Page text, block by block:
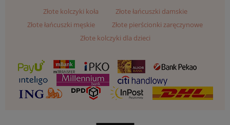
Złote kolczyki koła
Złote łańcuszki damskie
Złote łańcuszki męskie
Złote pierścionki zaręczynowe
Złote kolczyki dla dzieci